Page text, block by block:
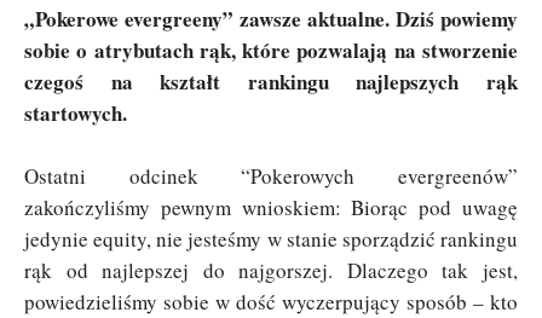
„Pokerowe evergreeny” zawsze aktualne. Dziś powiemy
sobie o atrybutach rąk, które pozwalają na stworzenie
czegoś na kształt rankingu najlepszych rąk
startowych.
Ostatni odcinek “Pokerowych evergreenów”
zakończyliśmy pewnym wnioskiem: Biorąc pod uwagę
jedynie equity, nie jesteśmy w stanie sporządzić rankingu
rąk od najlepszej do najgorszej. Dlaczego tak jest,
powiedzieliśmy sobie w dość wyczerpujący sposób – kto